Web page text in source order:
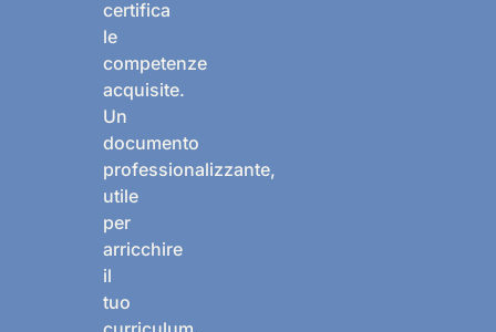
certifica
le
competenze
acquisite.
Un
documento
professionalizzante,
utile
per
arricchire
il
tuo